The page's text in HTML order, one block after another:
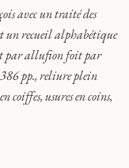
avec un traité des
un recueil alphabétique
par allufion foit par
pp., reliure plein
coiffes, usures en coins,